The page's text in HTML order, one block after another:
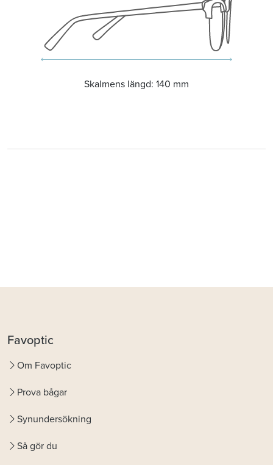
Skalmens längd: 140 mm
Favoptic
Om Favoptic
Prova bågar
Synundersökning
Så gör du